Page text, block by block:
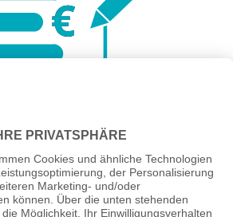
R KA SSE